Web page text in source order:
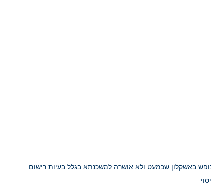
באשקלון שכמעט ולא אושרה למשכנתא בגלל בעיות רישום